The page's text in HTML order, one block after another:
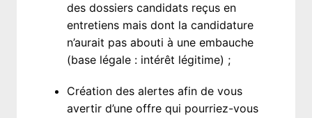
des dossiers candidats reçus en
entretiens mais dont la candidature
n’aurait pas abouti à une embauche
(base légale : intérêt légitime) ;
Création des alertes afin de vous
avertir d’une offre qui pourriez-vous